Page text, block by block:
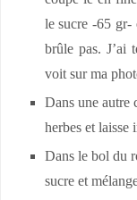
le sucre -65 gr-
brûle pas. J’ai
voit sur ma
Dans une autre
herbes et laisse
Dans le bol du
sucre et